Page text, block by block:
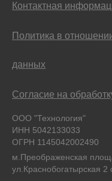
Контактная
Политика в
данных
Согласие на
ООО "Технология"
ИНН 5042133033
ОГРН 1145042002490
м.Преображенская
ул.Краснобогатырская